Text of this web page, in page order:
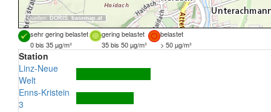
Quellen: DORIS, basemap.at
sehr gering belastet gering belastet
belastet
0 bis 35 µg/m³
35 bis 50 µg/m³ > 50 µg/m³
Station
Linz-Neue
Welt
Enns-Kristein
3